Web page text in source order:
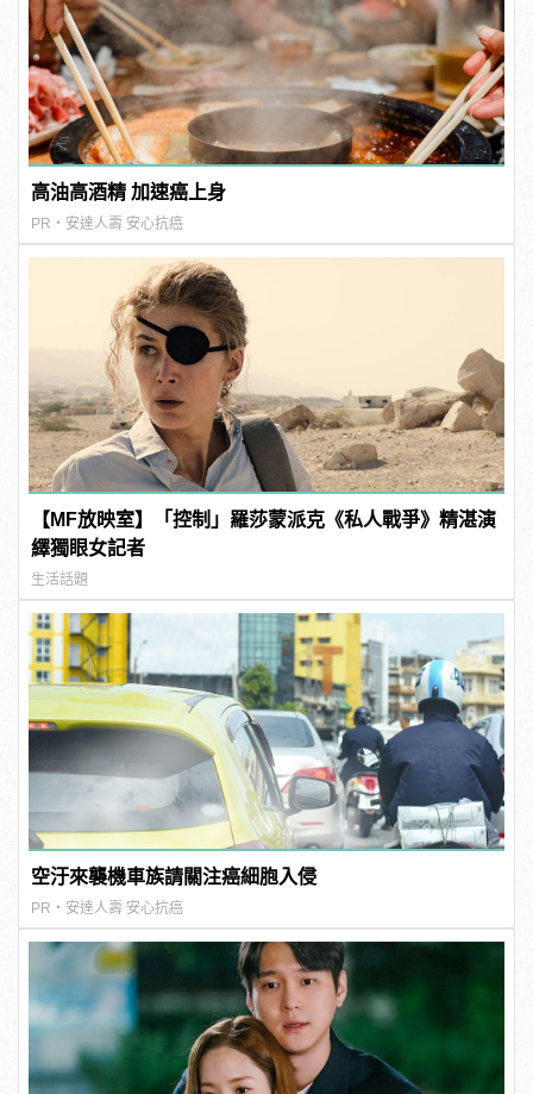
高油高酒精 加速癌上身
PR・安達人壽 安心抗癌
【MF放映室】「控制」羅莎蒙派克《私人戰爭》精湛演
繹獨眼女記者
生活話題
空汙來襲機車族請關注癌細胞入侵
PR・安達人壽 安心抗癌